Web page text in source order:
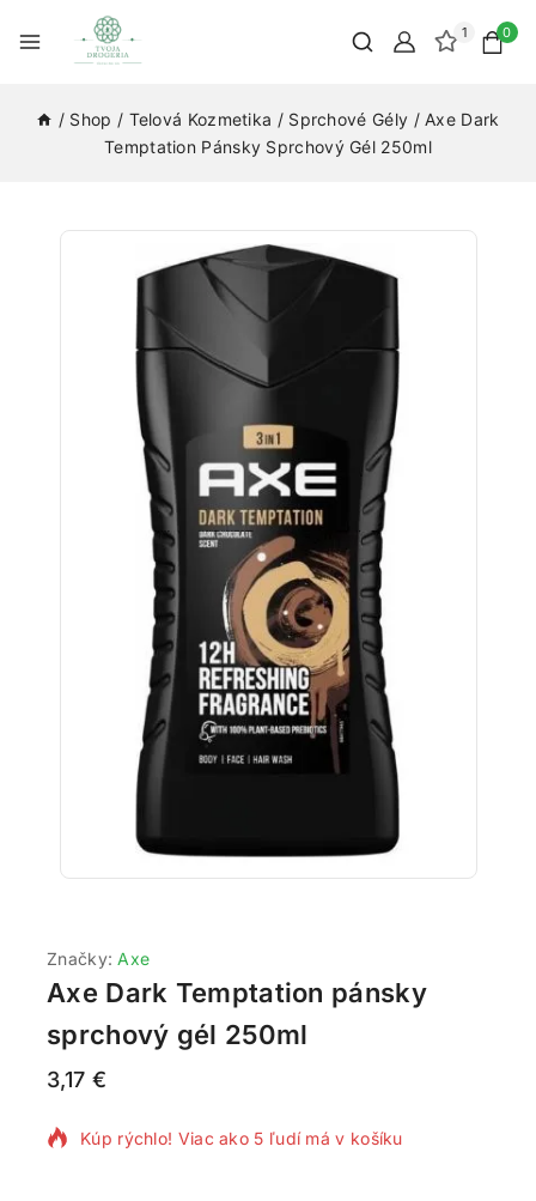
1 0
/ Shop / Telová Kozmetika / Sprchové Gély / Axe Dark
Temptation Pánsky Sprchový Gél 250ml
Značky: Axe
Axe Dark Temptation pánsky
sprchový gél 250ml
3,17 €
12 produktov predaných za posledných 6 hodín
Kúp rýchlo! Viac ako 5 ľudí má v košíku